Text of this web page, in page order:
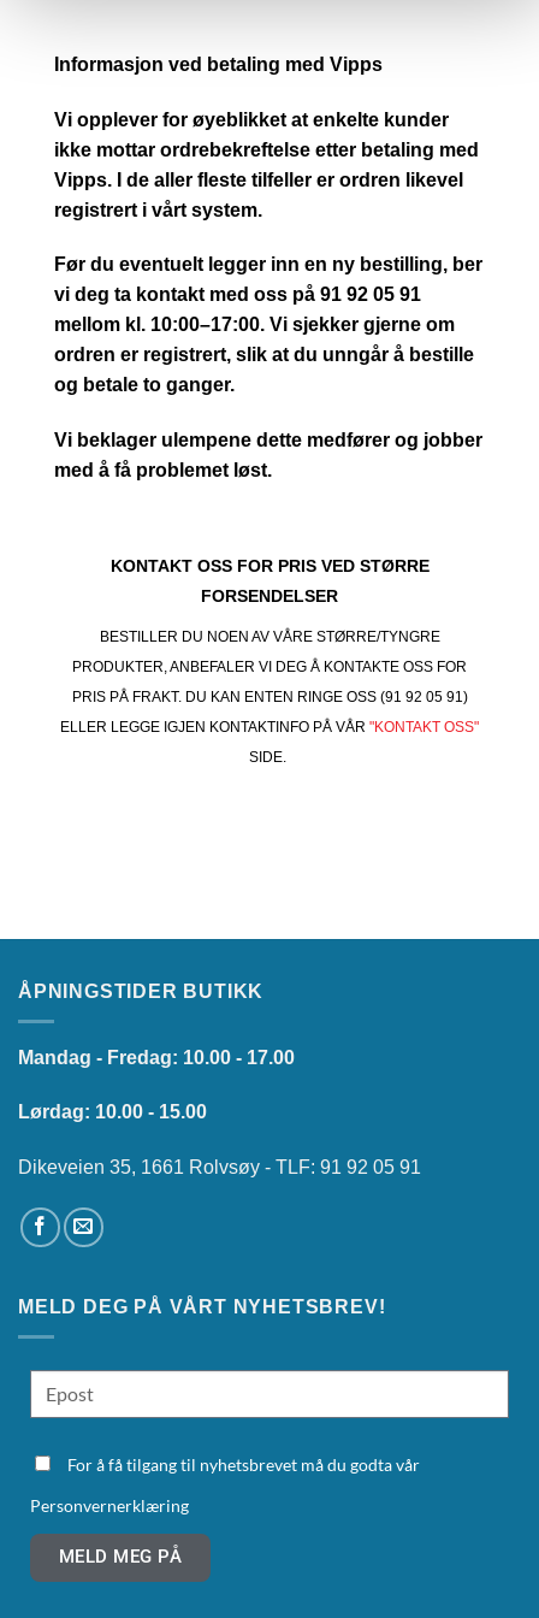
Informasjon ved betaling med Vipps
Vi opplever for øyeblikket at enkelte kunder
ikke mottar ordrebekreftelse etter betaling med
Vipps. I de aller fleste tilfeller er ordren likevel
registrert i vårt system.
Før du eventuelt legger inn en ny bestilling, ber
vi deg ta kontakt med oss på 91 92 05 91
mellom kl. 10:00–17:00. Vi sjekker gjerne om
ordren er registrert, slik at du unngår å bestille
og betale to ganger.
Vi beklager ulempene dette medfører og jobber
med å få problemet løst.
KONTAKT OSS FOR PRIS VED STØRRE
FORSENDELSER
BESTILLER DU NOEN AV VÅRE STØRRE/TYNGRE
PRODUKTER, ANBEFALER VI DEG Å KONTAKTE OSS FOR
PRIS PÅ FRAKT. DU KAN ENTEN RINGE OSS (91 92 05 91)
ELLER LEGGE IGJEN KONTAKTINFO PÅ VÅR "KONTAKT OSS"
SIDE.
ÅPNINGSTIDER BUTIKK
Mandag - Fredag: 10.00 - 17.00
Lørdag: 10.00 - 15.00
Dikeveien 35, 1661 Rolvsøy - TLF: 91 92 05 91
MELD DEG PÅ VÅRT NYHETSBREV!
For å få tilgang til nyhetsbrevet må du godta vår
Personvernerklæring
MELD MEG PÅ